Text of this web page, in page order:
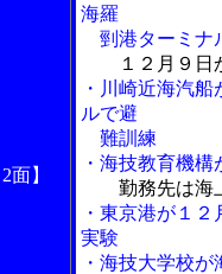
2面】
海羅
剄港ターミナ
１２月９日
・川崎近海汽
ルで避
難訓練
・海技教育機
勤務先は海
・東京港が１
実験
・海技大学校